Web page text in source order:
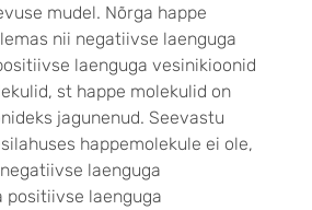
mudel. Nõrga happe
nii negatiivse laenguga
laenguga vesinikioonid
st happe molekulid on
jagunenud. Seevastu
happemolekule ei ole,
laenguga
positiivse laenguga